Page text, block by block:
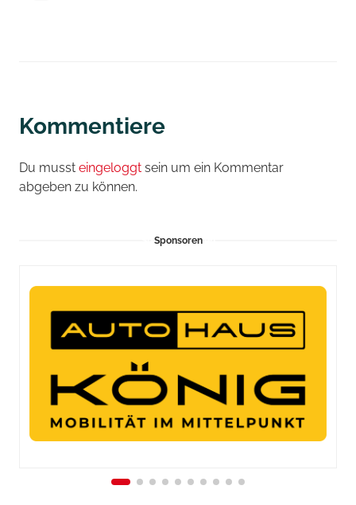
Kommentiere
Du musst eingeloggt sein um ein Kommentar
abgeben zu können.
Sponsoren